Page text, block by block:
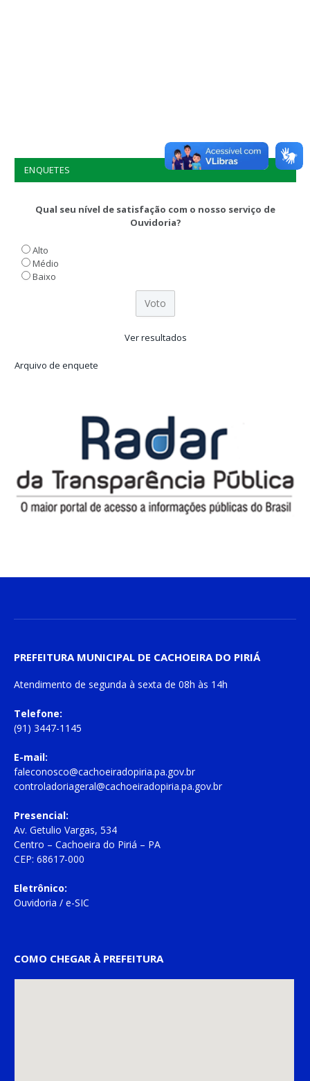
ENQUETES
Qual seu nível de satisfação com o nosso serviço de
Ouvidoria?
Alto
Médio
Baixo
Ver resultados
Arquivo de enquete
PREFEITURA MUNICIPAL DE CACHOEIRA DO PIRIÁ
Atendimento de segunda à sexta de 08h às 14h
Telefone:
(91) 3447-1145
E-mail:
faleconosco@cachoeiradopiria.pa.gov.br
controladoriageral@cachoeiradopiria.pa.gov.br
Presencial:
Av. Getulio Vargas, 534
Centro – Cachoeira do Piriá – PA
CEP: 68617-000
Eletrônico:
Ouvidoria / e-SIC
COMO CHEGAR À PREFEITURA